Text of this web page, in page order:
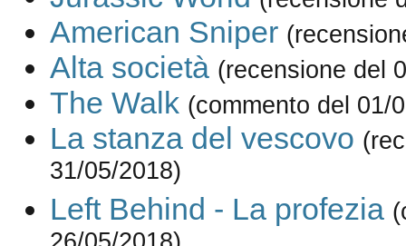
American Sniper
Alta società (recensione del
The Walk (commento del 01/
La stanza del vescovo
31/05/2018)
Left Behind - La profezia